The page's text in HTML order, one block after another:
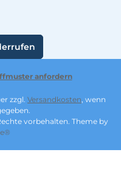
anfordern
zzgl. Versandkosten, wenn
vorbehalten. Theme by